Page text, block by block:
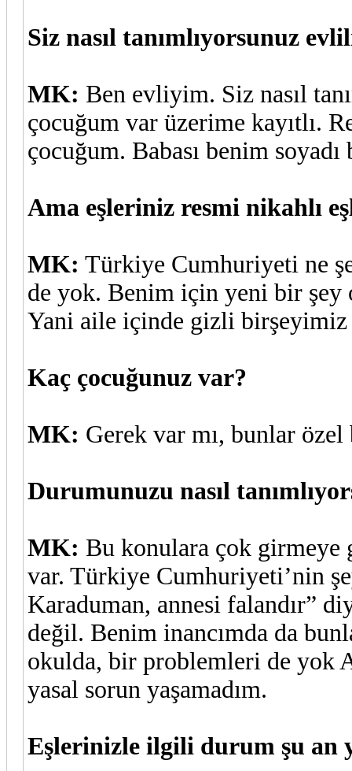
Siz nasıl tanımlıyorsunuz
MK: Ben evliyim. Siz nasıl
çocuğum var üzerime kayıtlı.
çocuğum. Babası benim
Ama eşleriniz resmi nikahlı
MK: Türkiye Cumhuriyeti ne
de yok. Benim için yeni bir şey
Yani aile içinde gizli
Kaç çocuğunuz var?
MK: Gerek var mı, bunlar
Durumunuzu nasıl
MK: Bu konulara çok girmeye
var. Türkiye Cumhuriyeti’nin
Karaduman, annesi falandır”
değil. Benim inancımda da
okulda, bir problemleri de yok
yasal sorun yaşamadım.
Eşlerinizle ilgili durum şu an